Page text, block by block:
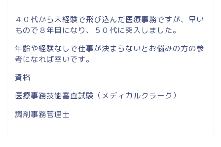
４０代から未経験で飛び込んだ医療事務ですが、早い
もので８年目になり、５０代に突入しました。
年齢や経験なしで仕事が決まらないとお悩みの方の参
考になれば幸いです。
資格
医療事務技能審査試験（メディカルクラーク）
調剤事務管理士